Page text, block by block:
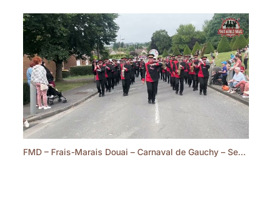
FMD – Frais-Marais Douai – Carnaval de Gauchy – Separate Ways